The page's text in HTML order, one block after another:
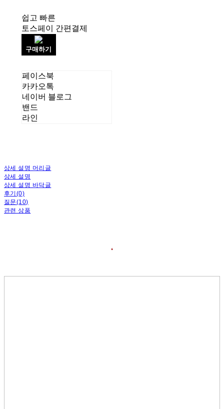
쉽고 빠른
토스페이 간편결제
구매하기
페이스북
카카오톡
네이버 블로그
밴드
라인
상세 설명 머리글
상세 설명
상세 설명 바닥글
후기(0)
질문(10)
관련 상품
❛